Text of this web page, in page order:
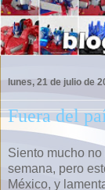
lunes, 21 de julio de
Fuera del
Siento mucho
semana, pero
México, y